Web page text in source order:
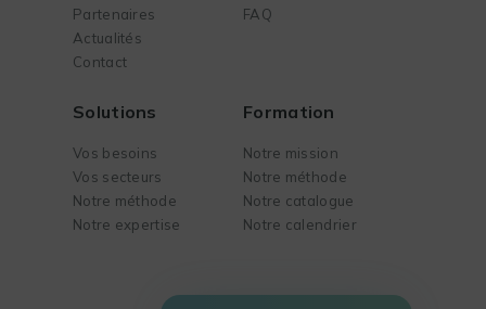
Partenaires
Actualités
Contact
FAQ
Solutions
Vos besoins
Vos secteurs
Notre méthode
Notre expertise
Formation
Notre mission
Notre méthode
Notre catalogue
Notre calendrier